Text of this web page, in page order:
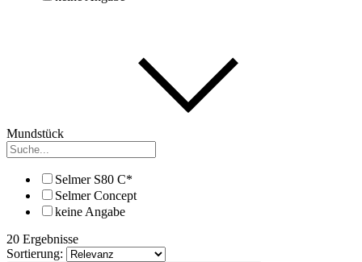
Mundstück
Selmer S80 C*
Selmer Concept
keine Angabe
20 Ergebnisse
Sortierung: